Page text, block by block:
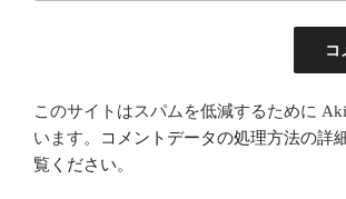
このサイトはスパムを低減するために
います。
コメントデータの処理方法の詳
覧ください。